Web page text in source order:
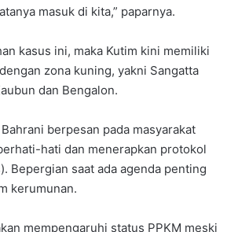
masuk di kita,” paparnya.
kasus ini, maka Kutim kini memiliki
zona kuning, yakni Sangatta
dan Bengalon.
berpesan pada masyarakat
hati dan menerapkan protokol
Bepergian saat ada agenda penting
kerumunan.
mempengaruhi status PPKM meski